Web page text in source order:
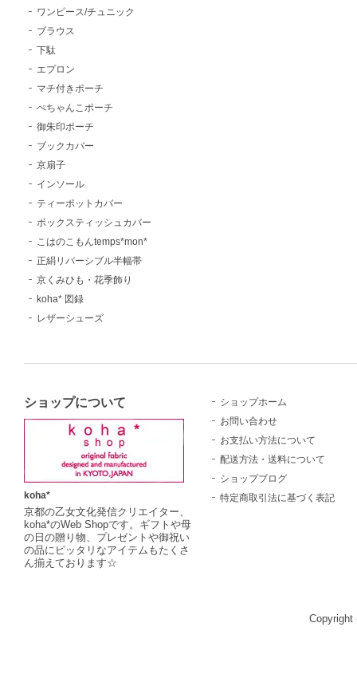
ワンピース/チュニック
ブラウス
下駄
エプロン
マチ付きポーチ
ぺちゃんこポーチ
御朱印ポーチ
ブックカバー
京扇子
インソール
ティーポットカバー
ボックスティッシュカバー
こはのこもんtemps*mon*
正絹リバーシブル半幅帯
京くみひも・花季飾り
koha* 図録
レザーシューズ
ショップについて
koha*
京都の乙女文化発信クリエイター、
koha*のWeb Shopです。ギフトや母
の日の贈り物、プレゼントや御祝い
の品にピッタリなアイテムもたくさ
ん揃えております☆
ショップホーム
お問い合わせ
お支払い方法について
配送方法・送料について
ショップブログ
特定商取引法に基づく表記
Copyright